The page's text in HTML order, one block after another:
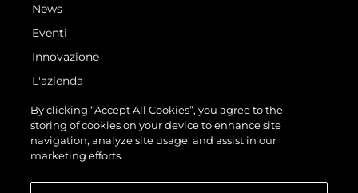
News
Eventi
Innovazione
L'azienda
Il Team
Lifestyle
Heritage
By clicking “Accept All Cookies”, you agree to the
storing of cookies on your device to enhance site
navigation, analyze site usage, and assist in our
marketing efforts.